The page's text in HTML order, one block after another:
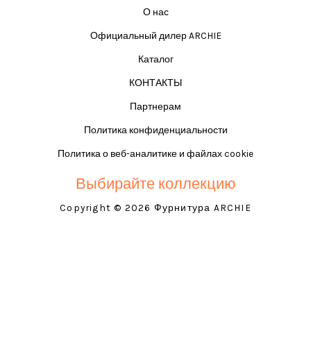
О нас
Официальный дилер ARCHIE
Каталог
КОНТАКТЫ
Партнерам
Политика конфиденциальности
Политика о веб-аналитике и файлах cookie
Выбирайте коллекцию
Copyright © 2026 Фурнитура ARCHIE